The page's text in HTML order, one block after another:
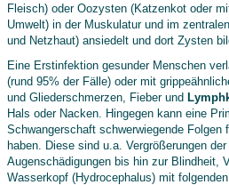
Fleisch) oder Oozysten (Katzenkot oder
Umwelt) in der Muskulatur und im
und Netzhaut) ansiedelt und dort Zysten
Eine Erstinfektion gesunder Menschen
(rund 95% der Fälle) oder mit
und Gliederschmerzen, Fieber und
Hals oder Nacken. Hingegen kann eine
Schwangerschaft schwerwiegende Folgen
haben. Diese sind u.a. Vergrößerungen der
Augenschädigungen bis hin zur Blindheit,
Wasserkopf (Hydrocephalus) mit